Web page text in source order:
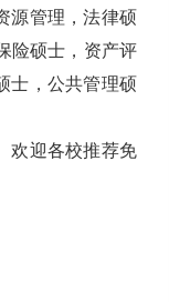
源管理，法律硕
险硕士，资产评
士，公共管理硕
欢迎各校推荐免